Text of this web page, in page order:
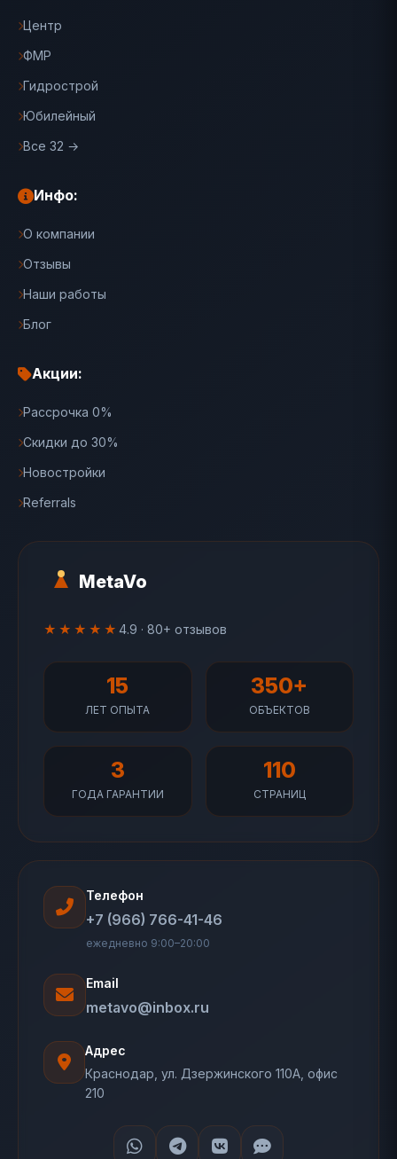
MetaVo
★★★★★ 4.9 · 80+ отзывов
15
ЛЕТ ОПЫТА
350+
ОБЪЕКТОВ
3
ГОДА ГАРАНТИИ
110
СТРАНИЦ
Центр
ФМР
Гидрострой
Юбилейный
Все 32 →
Инфо:
О компании
Отзывы
Наши работы
Блог
Акции:
Рассрочка 0%
Скидки до 30%
Новостройки
Referrals
Телефон
+7 (966) 766-41-46
ежедневно 9:00–20:00
Email
metavo@inbox.ru
Адрес
Краснодар, ул. Дзержинского 110А, офис
210